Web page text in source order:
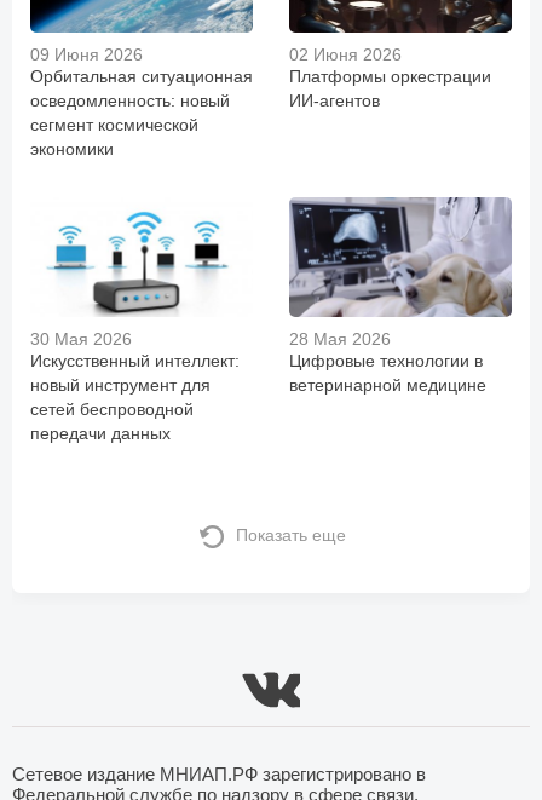
09 Июня 2026
Орбитальная ситуационная
осведомленность: новый
сегмент космической
экономики
02 Июня 2026
Платформы оркестрации
ИИ-агентов
30 Мая 2026
Искусственный интеллект:
новый инструмент для
сетей беспроводной
передачи данных
28 Мая 2026
Цифровые технологии в
ветеринарной медицине
Показать еще
Сетевое издание МНИАП.РФ зарегистрировано в
Федеральной службе по надзору в сфере связи,